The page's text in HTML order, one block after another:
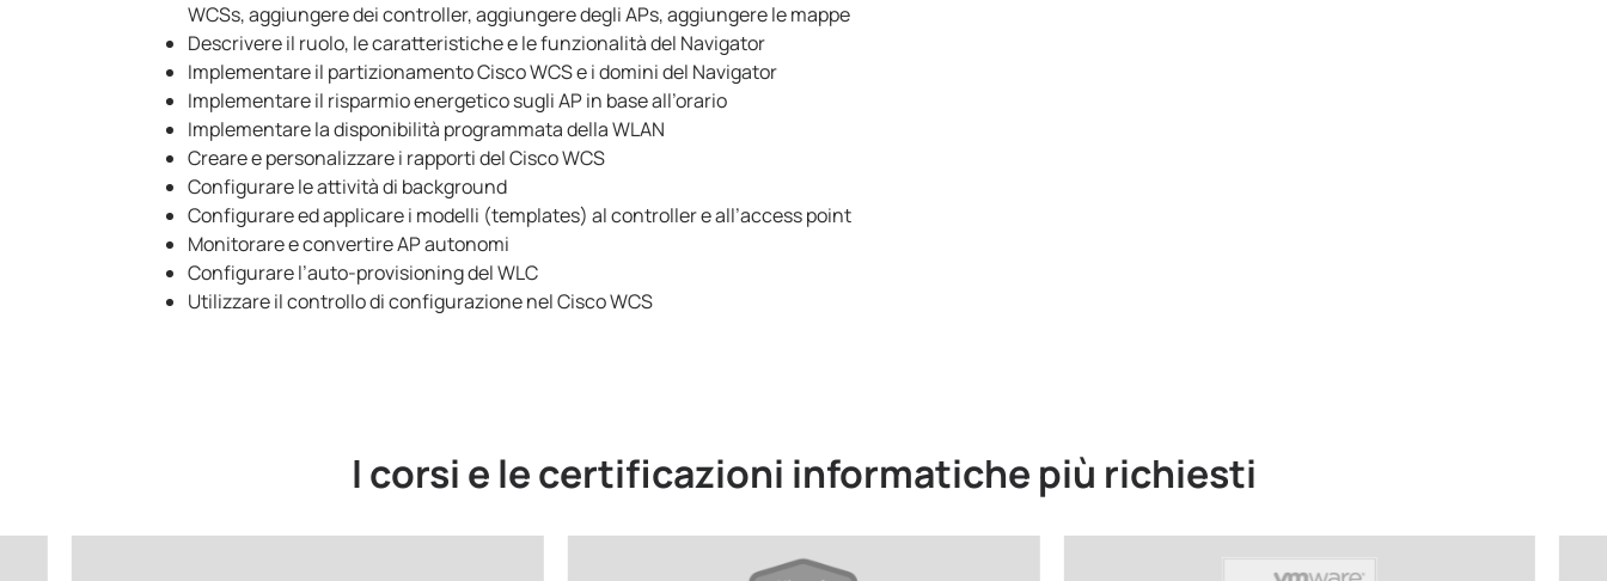
WCSs, aggiungere dei controller, aggiungere degli APs, aggiungere le mappe
Descrivere il ruolo, le caratteristiche e le funzionalità del Navigator
Implementare il partizionamento Cisco WCS e i domini del Navigator
Implementare il risparmio energetico sugli AP in base all’orario
Implementare la disponibilità programmata della WLAN
Creare e personalizzare i rapporti del Cisco WCS
Configurare le attività di background
Configurare ed applicare i modelli (templates) al controller e all’access point
Monitorare e convertire AP autonomi
Configurare l’auto-provisioning del WLC
Utilizzare il controllo di configurazione nel Cisco WCS
I corsi e le certificazioni informatiche più richiesti